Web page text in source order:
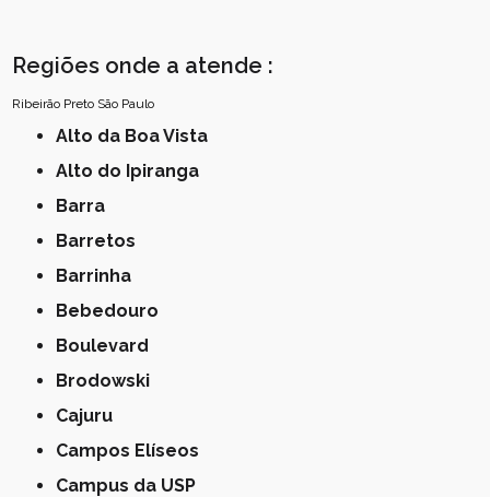
Regiões onde a atende :
Ribeirão Preto São Paulo
Alto da Boa Vista
Alto do Ipiranga
Barra
Barretos
Barrinha
Bebedouro
Boulevard
Brodowski
Cajuru
Campos Elíseos
Campus da USP